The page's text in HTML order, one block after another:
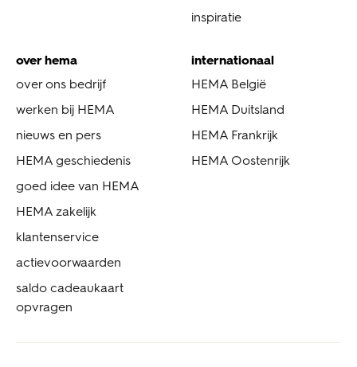
inspiratie
over hema
over ons bedrijf
werken bij HEMA
nieuws en pers
HEMA geschiedenis
goed idee van HEMA
HEMA zakelijk
klantenservice
actievoorwaarden
saldo cadeaukaart
opvragen
internationaal
HEMA België
HEMA Duitsland
HEMA Frankrijk
HEMA Oostenrijk